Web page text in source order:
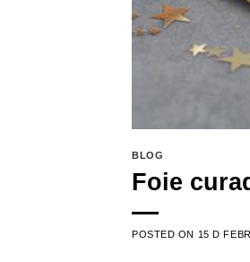
BLOG
Foie
POSTED ON 15 D